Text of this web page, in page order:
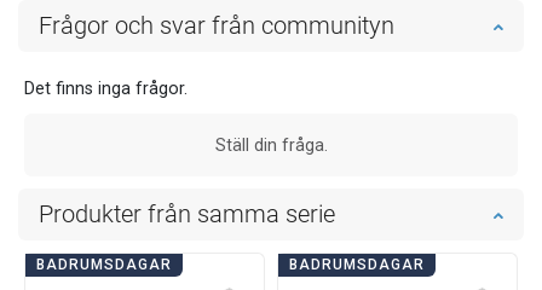
Frågor och svar från communityn
Det finns inga frågor.
Ställ din fråga.
Produkter från samma serie
BADRUMSDAGAR BADRUMSDAGAR